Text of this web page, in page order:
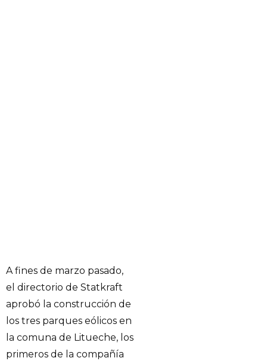
A fines de marzo pasado,
el directorio de Statkraft
aprobó la construcción de
los tres parques eólicos en
la comuna de Litueche, los
primeros de la compañía